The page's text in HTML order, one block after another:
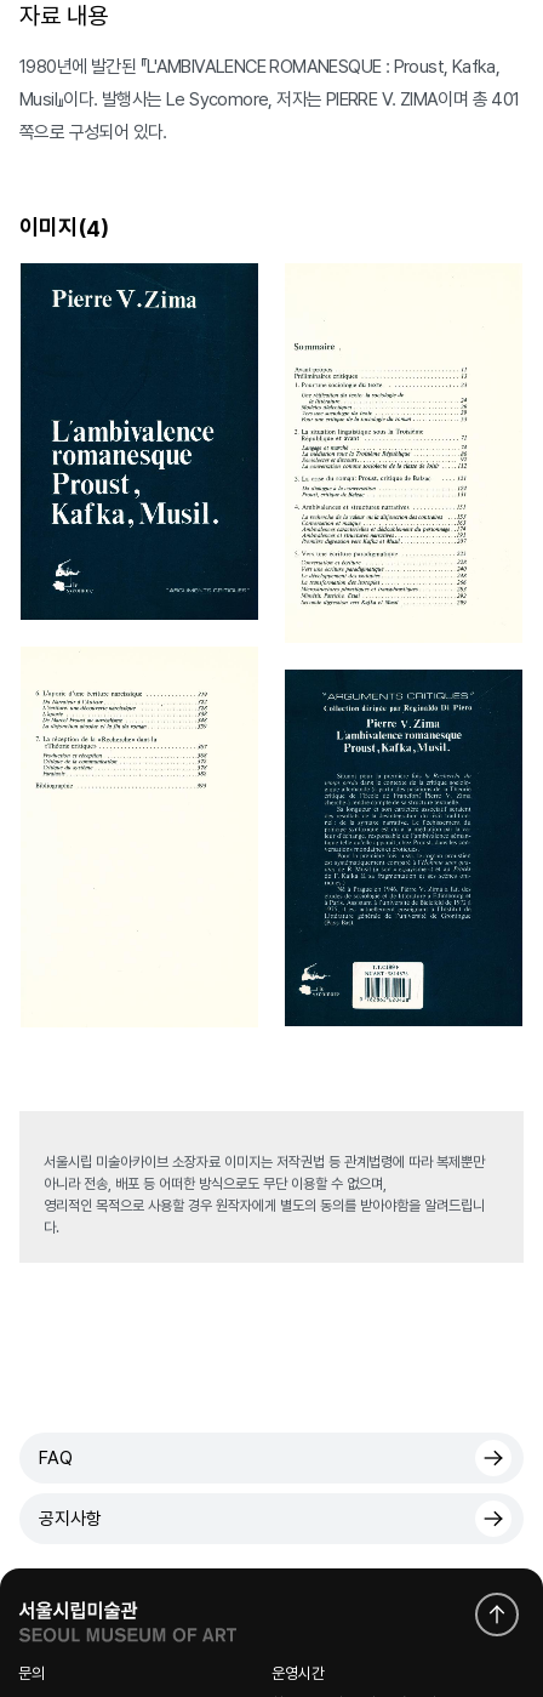
자료 내용
1980년에 발간된 『L'AMBIVALENCE ROMANESQUE : Proust, Kafka,
Musil』이다. 발행사는 Le Sycomore, 저자는 PIERRE V. ZIMA이며 총 401
쪽으로 구성되어 있다.
이미지(4)
서울시립 미술아카이브 소장자료 이미지는 저작권법 등 관계법령에 따라 복제뿐만
아니라 전송, 배포 등 어떠한 방식으로도 무단 이용할 수 없으며,
영리적인 목적으로 사용할 경우 원작자에게 별도의 동의를 받아야함을 알려드립니
다.
FAQ
공지사항
문의
운영시간